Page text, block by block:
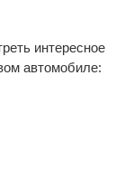
интересное
автомобиле: